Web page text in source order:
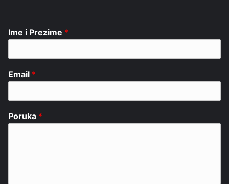
Ime i Prezime *
Email *
Poruka *